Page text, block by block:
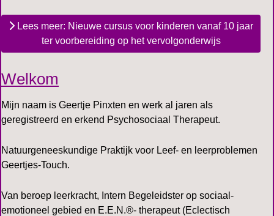
Lees meer: Nieuwe cursus voor kinderen vanaf 10 jaar
ter voorbereiding op het vervolgonderwijs
Welkom
Mijn naam is Geertje Pinxten en werk al jaren als
geregistreerd en erkend Psychosociaal Therapeut.
Natuurgeneeskundige Praktijk voor Leef- en leerproblemen
Geertjes-Touch.
Van beroep leerkracht, Intern Begeleidster op sociaal-
emotioneel gebied en E.E.N.®- therapeut (Eclectisch